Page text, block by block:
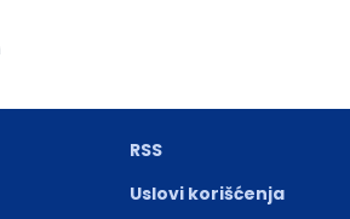
RSS
Uslovi korišćenja